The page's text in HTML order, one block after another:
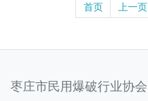
首页 上一页
枣庄市民用爆破行业协会